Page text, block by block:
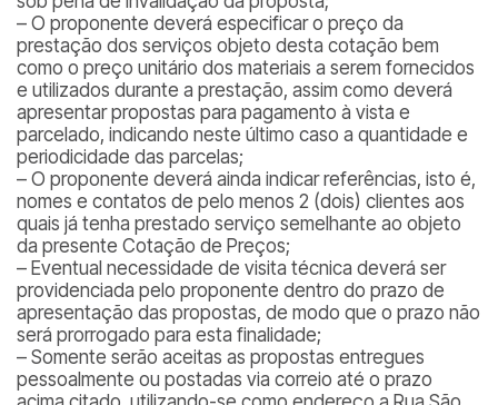
– O proponente deverá especificar o preço da
prestação dos serviços objeto desta cotação bem
como o preço unitário dos materiais a serem fornecidos
e utilizados durante a prestação, assim como deverá
apresentar propostas para pagamento à vista e
parcelado, indicando neste último caso a quantidade e
periodicidade das parcelas;
– O proponente deverá ainda indicar referências, isto é,
nomes e contatos de pelo menos 2 (dois) clientes aos
quais já tenha prestado serviço semelhante ao objeto
da presente Cotação de Preços;
– Eventual necessidade de visita técnica deverá ser
providenciada pelo proponente dentro do prazo de
apresentação das propostas, de modo que o prazo não
será prorrogado para esta finalidade;
– Somente serão aceitas as propostas entregues
pessoalmente ou postadas via correio até o prazo